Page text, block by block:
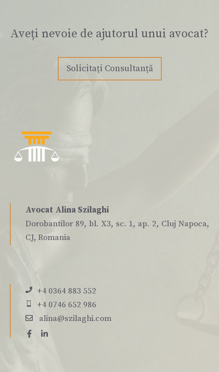
Aveți nevoie de ajutorul unui avocat?
Solicitați Consultanță
Avocat Alina Szilaghi
Dorobantilor 89, bl. X3, sc. 1, ap. 2, Cluj Napoca,
CJ, Romania
+4 0364 883 552
+4 0746 652 986
alina@szilaghi.com